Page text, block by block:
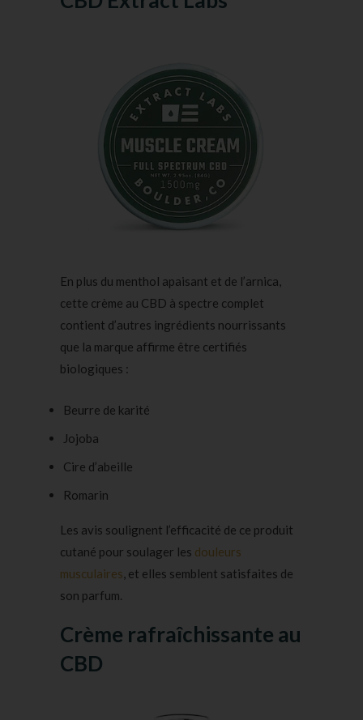
En plus du menthol apaisant et de l’arnica,
cette crème au CBD à spectre complet
contient d’autres ingrédients nourrissants
que la marque affirme être certifiés
biologiques :
Beurre de karité
Jojoba
Cire d’abeille
Romarin
Les avis soulignent l’efficacité de ce produit
cutané pour soulager les douleurs
musculaires, et elles semblent satisfaites de
son parfum.
Crème rafraîchissante au
CBD